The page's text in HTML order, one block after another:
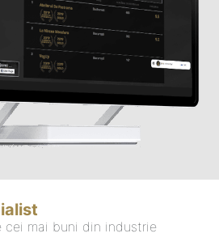
cei mai buni din industrie